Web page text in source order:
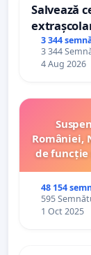
Salvează
palatele
3 344
3 344
4 Aug 2026
României,
de
48 154
595
1 Oct 2025